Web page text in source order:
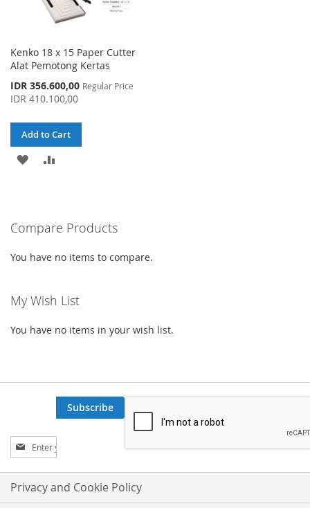
Kenko 18 x 15 Paper Cutter
Alat Pemotong Kertas
Special
Price
IDR 356.600,00 Regular Price
IDR 410.100,00
Add to Cart
ADD
LIST
Compare Products
You have no items to compare.
My Wish List
You have no items in your wish list.
Sign
Up
for
Our
Newsletter:
Subscribe
Privacy and Cookie Policy